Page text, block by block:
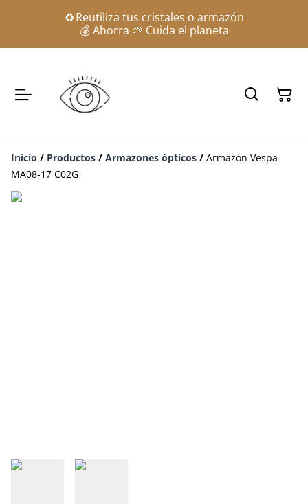
♻️ Reutiliza tus cristales o armazón
💰 Ahorra 🌱 Cuida el planeta
Inicio / Productos / Armazones ópticos / Armazón Vespa
MA08-17 C02G